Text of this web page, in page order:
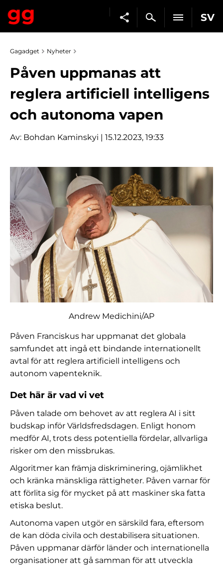
SV
Gagadget Nyheter
Påven uppmanas att
reglera artificiell intelligens
och autonoma vapen
Av: Bohdan Kaminskyi | 15.12.2023, 19:33
Andrew Medichini/AP
Påven Franciskus har uppmanat det globala
samfundet att ingå ett bindande internationellt
avtal för att reglera artificiell intelligens och
autonom vapenteknik.
Det här är vad vi vet
Påven talade om behovet av att reglera AI i sitt
budskap inför Världsfredsdagen. Enligt honom
medför AI, trots dess potentiella fördelar, allvarliga
risker om den missbrukas.
Algoritmer kan främja diskriminering, ojämlikhet
och kränka mänskliga rättigheter. Påven varnar för
att förlita sig för mycket på att maskiner ska fatta
etiska beslut.
Autonoma vapen utgör en särskild fara, eftersom
de kan döda civila och destabilisera situationen.
Påven uppmanar därför länder och internationella
organisationer att gå samman för att utveckla